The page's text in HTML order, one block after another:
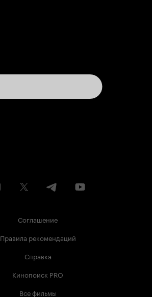
Соглашение
Правила рекомендаций
Справка
Кинопоиск PRO
Все фильмы